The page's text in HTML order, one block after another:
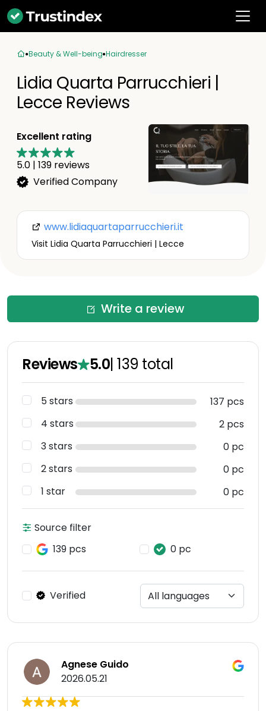
Beauty & Well-being Hairdresser
Lidia Quarta Parrucchieri |
Lecce Reviews
Excellent rating
5.0 | 139 reviews
Verified Company
www.lidiaquartaparrucchieri.it
Visit Lidia Quarta Parrucchieri | Lecce
Write a review
Reviews 5.0|139 total
5 stars
137 pcs
4 stars
2 pcs
3 stars
0 pc
2 stars
0 pc
1 star
0 pc
Source filter
139 pcs
0 pc
Verified
Agnese Guido
2026.05.21